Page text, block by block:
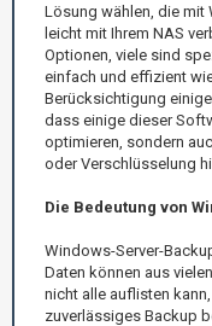
Lösung wählen, die mit
leicht mit Ihrem NAS
Optionen, viele sind
einfach und effizient
Berücksichtigung
dass einige dieser
optimieren, sondern
oder Verschlüsselung
Die Bedeutung von
Windows-Server-
Daten können aus
nicht alle auflisten
zuverlässiges Backup